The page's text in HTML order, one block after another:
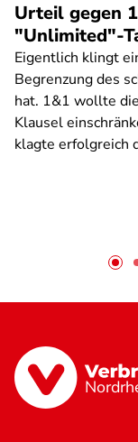
Urteil gegen
"Unlimited"-
Eigentlich klingt
Begrenzung des
hat. 1&1 wollte
Klausel
klagte erfolgreich